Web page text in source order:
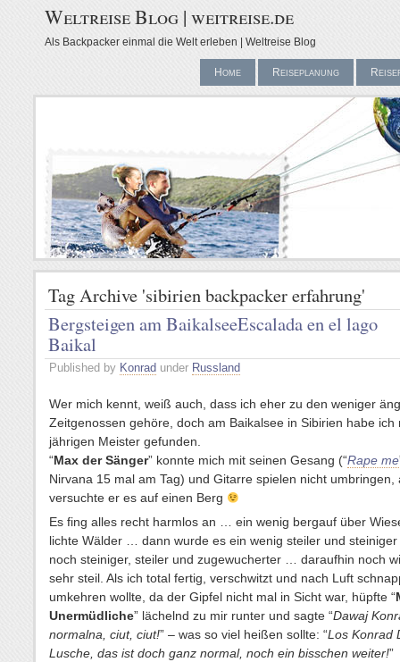
Weltreise Blog | weitreise.de
Als Backpacker einmal die Welt erleben | Weltreise Blog
Home Reiseplanung
Tag Archive 'sibirien backpacker erfahrung'
Bergsteigen am BaikalseeEscalada en el lago
Baikal
Published by Konrad under Russland
Wer mich kennt, weiß auch, dass ich eher zu den weniger
Zeitgenossen gehöre, doch am Baikalsee in Sibirien habe ich
jährigen Meister gefunden.
“Max der Sänger” konnte mich mit seinen Gesang (“Rape me
Nirvana 15 mal am Tag) und Gitarre spielen nicht umbringen,
versuchte er es auf einen Berg
Es fing alles recht harmlos an … ein wenig bergauf über
lichte Wälder … dann wurde es ein wenig steiler und
noch steiniger, steiler und zugewucherter … daraufhin noch
sehr steil. Als ich total fertig, verschwitzt und nach Luft
umkehren wollte, da der Gipfel nicht mal in Sicht war, hüpfte “
Unermüdliche” lächelnd zu mir runter und sagte “Dawaj
normalna, ciut, ciut!” – was so viel heißen sollte: “Los Konrad
Lusche, das ist doch ganz normal, noch ein bisschen weiter!”